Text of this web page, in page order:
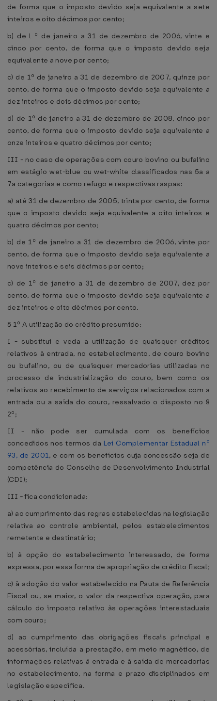
de forma que o imposto devido seja equivalente a sete
inteiros e oito décimos por cento;
b) de l º de janeiro a 31 de dezembro de 2006, vinte e
cinco por cento, de forma que o imposto devido seja
equivalente a nove por cento;
c) de 1º de janeiro a 31 de dezembro de 2007, quinze por
cento, de forma que o imposto devido seja equivalente a
dez inteiros e dois décimos por cento;
d) de 1º de janeiro a 31 de dezembro de 2008, cinco por
cento, de forma que o imposto devido seja equivalente a
onze inteiros e quatro décimos por cento;
III - no caso de operações com couro bovino ou bufalino
em estágio wet-blue ou wet-white classificados nas 5a a
7a categorias e como refugo e respectivas raspas:
a) até 31 de dezembro de 2005, trinta por cento, de forma
que o imposto devido seja equivalente a oito inteiros e
quatro décimos por cento;
b) de 1º de janeiro a 31 de dezembro de 2006, vinte por
cento, de forma que o imposto devido seja equivalente a
nove inteiros e seis décimos por cento;
c) de 1º de janeiro a 31 de dezembro de 2007, dez por
cento, de forma que o imposto devido seja equivalente a
dez inteiros e oito décimos por cento.
§ 1º A utilização do crédito presumido:
I - substitui e veda a utilização de quaisquer créditos
relativos à entrada, no estabelecimento, de couro bovino
ou bufalino, ou de quaisquer mercadorias utilizadas no
processo de industrialização do couro, bem como os
relativos ao recebimento de serviços relacionados com a
entrada ou a saída do couro, ressalvado o disposto no §
2º;
II - não pode ser cumulada com os benefícios
concedidos nos termos da Lei Complementar Estadual nº
93, de 2001, e com os benefícios cuja concessão seja de
competência do Conselho de Desenvolvimento Industrial
(CDI);
III - fica condicionada:
a) ao cumprimento das regras estabelecidas na legislação
relativa ao controle ambiental, pelos estabelecimentos
remetente e destinatário;
b) à opção do estabelecimento interessado, de forma
expressa, por essa forma de apropriação de crédito fiscal;
c) à adoção do valor estabelecido na Pauta de Referência
Fiscal ou, se maior, o valor da respectiva operação, para
cálculo do imposto relativo às operações interestaduais
com couro;
d) ao cumprimento das obrigações fiscais principal e
acessórias, incluída a prestação, em meio magnético, de
informações relativas à entrada e à saída de mercadorias
no estabelecimento, na forma e prazo disciplinados em
legislação específica.